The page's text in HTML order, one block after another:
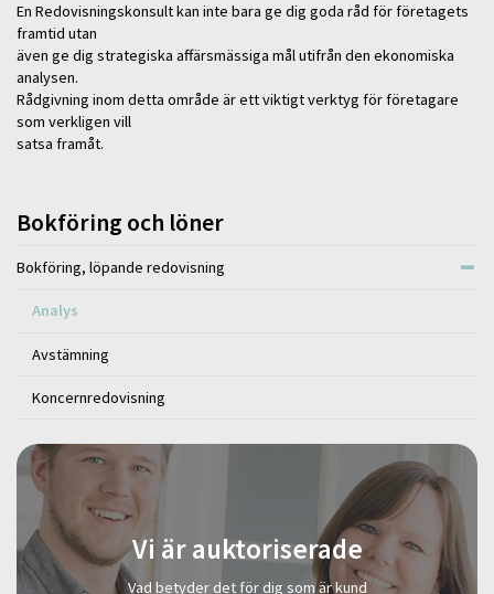
En Redovisningskonsult kan inte bara ge dig goda råd för företagets
framtid utan
även ge dig strategiska affärsmässiga mål utifrån den ekonomiska
analysen.
Rådgivning inom detta område är ett viktigt verktyg för företagare
som verkligen vill
satsa framåt.
Bokföring och löner
Bokföring, löpande redovisning
Analys
Avstämning
Koncernredovisning
Vi är auktoriserade
Vad betyder det för dig som är kund